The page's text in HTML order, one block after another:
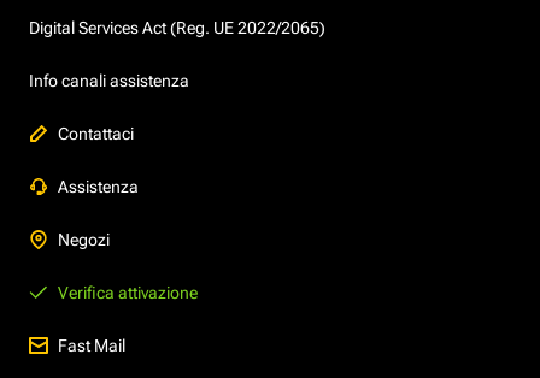
Digital Services Act (Reg. UE 2022/2065)
Info canali assistenza
Contattaci
Assistenza
Negozi
Verifica attivazione
Fast Mail